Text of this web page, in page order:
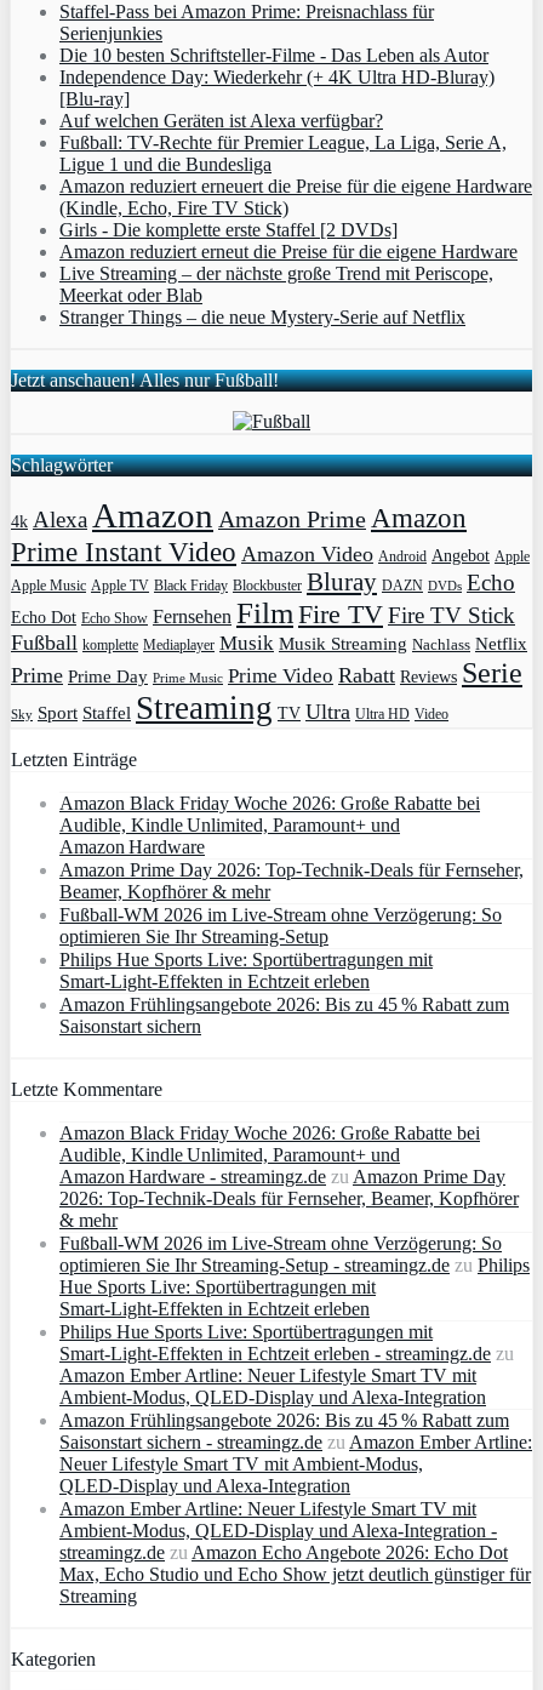
Staffel-Pass bei Amazon Prime: Preisnachlass für
Serienjunkies
Die 10 besten Schriftsteller-Filme - Das Leben als Autor
Independence Day: Wiederkehr (+ 4K Ultra HD-Bluray)
[Blu-ray]
Auf welchen Geräten ist Alexa verfügbar?
Fußball: TV-Rechte für Premier League, La Liga, Serie A,
Ligue 1 und die Bundesliga
Amazon reduziert erneuert die Preise für die eigene Hardware
(Kindle, Echo, Fire TV Stick)
Girls - Die komplette erste Staffel [2 DVDs]
Amazon reduziert erneut die Preise für die eigene Hardware
Live Streaming – der nächste große Trend mit Periscope,
Meerkat oder Blab
Stranger Things – die neue Mystery-Serie auf Netflix
Jetzt anschauen! Alles nur Fußball!
Schlagwörter
4k Alexa Amazon Amazon PrimeAmazon
Prime Instant Video Amazon Video Android Angebot Apple
Apple Music Apple TV Black Friday Blockbuster Bluray DAZN DVDs Echo
Echo Dot Echo Show Fernsehen Film Fire TVFire TV Stick
Fußball komplette Mediaplayer Musik Musik Streaming Nachlass Netflix
Prime Prime Day Prime Music Prime Video Rabatt Reviews Serie
Sky Sport Staffel Streaming TV Ultra Ultra HD Video
Letzten Einträge
Amazon Black Friday Woche 2026: Große Rabatte bei
Audible, Kindle Unlimited, Paramount+ und
Amazon Hardware
Amazon Prime Day 2026: Top-Technik-Deals für Fernseher,
Beamer, Kopfhörer & mehr
Fußball-WM 2026 im Live-Stream ohne Verzögerung: So
optimieren Sie Ihr Streaming-Setup
Philips Hue Sports Live: Sportübertragungen mit
Smart‑Light‑Effekten in Echtzeit erleben
Amazon Frühlingsangebote 2026: Bis zu 45 % Rabatt zum
Saisonstart sichern
Letzte Kommentare
Amazon Black Friday Woche 2026: Große Rabatte bei
Audible, Kindle Unlimited, Paramount+ und
Amazon Hardware - streamingz.de zu Amazon Prime Day
2026: Top-Technik-Deals für Fernseher, Beamer, Kopfhörer
& mehr
Fußball-WM 2026 im Live-Stream ohne Verzögerung: So
optimieren Sie Ihr Streaming-Setup - streamingz.de zu Philips
Hue Sports Live: Sportübertragungen mit
Smart‑Light‑Effekten in Echtzeit erleben
Philips Hue Sports Live: Sportübertragungen mit
Smart‑Light‑Effekten in Echtzeit erleben - streamingz.de zu
Amazon Ember Artline: Neuer Lifestyle Smart TV mit
Ambient‑Modus, QLED‑Display und Alexa‑Integration
Amazon Frühlingsangebote 2026: Bis zu 45 % Rabatt zum
Saisonstart sichern - streamingz.de zu Amazon Ember Artline:
Neuer Lifestyle Smart TV mit Ambient‑Modus,
QLED‑Display und Alexa‑Integration
Amazon Ember Artline: Neuer Lifestyle Smart TV mit
Ambient‑Modus, QLED‑Display und Alexa‑Integration -
streamingz.de zu Amazon Echo Angebote 2026: Echo Dot
Max, Echo Studio und Echo Show jetzt deutlich günstiger für
Streaming
Kategorien